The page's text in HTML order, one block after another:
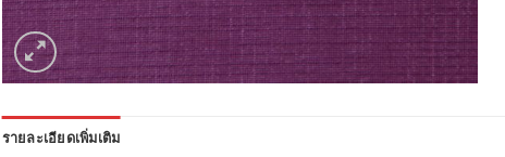
รายละเอียดเพิ่มเติม